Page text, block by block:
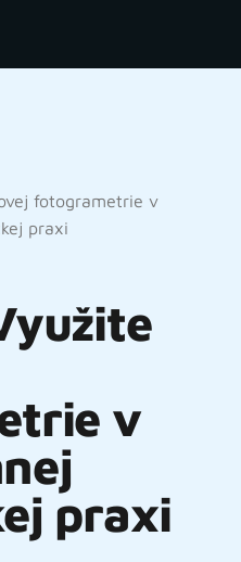
fotogrametrie v
praxi
v
praxi